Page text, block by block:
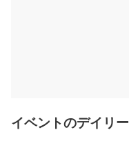
イベントのデイリ